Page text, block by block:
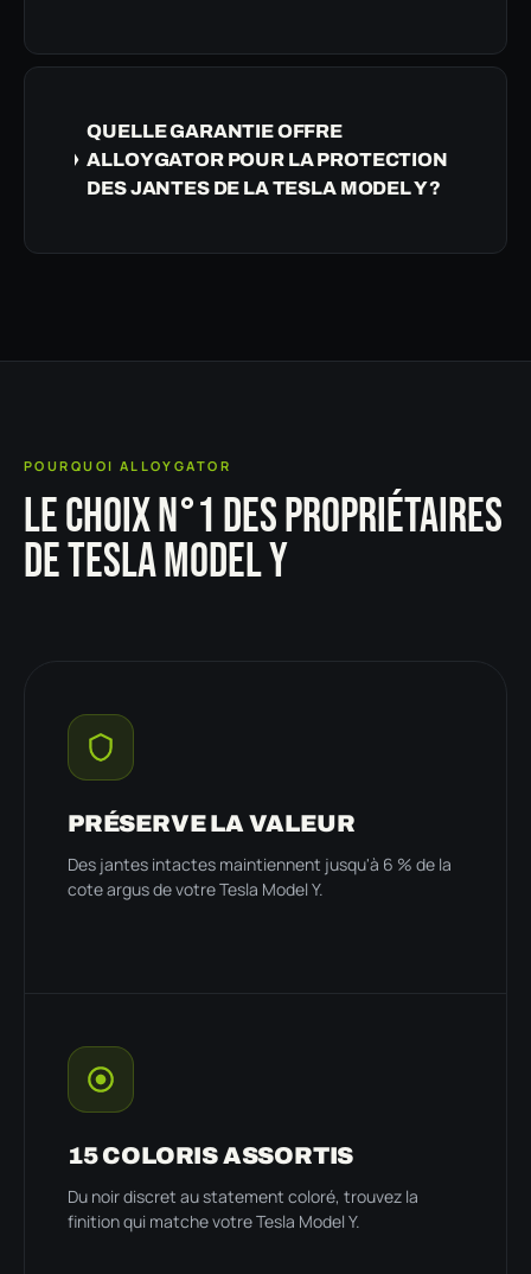
QUELLE GARANTIE OFFRE
ALLOYGATOR POUR LA PROTECTION
DES JANTES DE LA TESLA MODEL Y ?
POURQUOI ALLOYGATOR
LE CHOIX N°1 DES PROPRIÉTAIRES
DE TESLA MODEL Y
PRÉSERVE LA VALEUR
Des jantes intactes maintiennent jusqu'à 6 % de la
cote argus de votre Tesla Model Y.
15 COLORIS ASSORTIS
Du noir discret au statement coloré, trouvez la
finition qui matche votre Tesla Model Y.